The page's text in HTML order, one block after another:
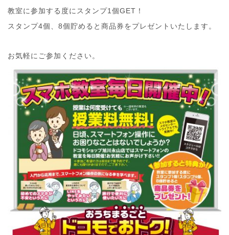
教室に参加する度にスタンプ1個GET！
スタンプ4個、8個貯めると商品券をプレゼントいたします。
お気軽にご参加ください。